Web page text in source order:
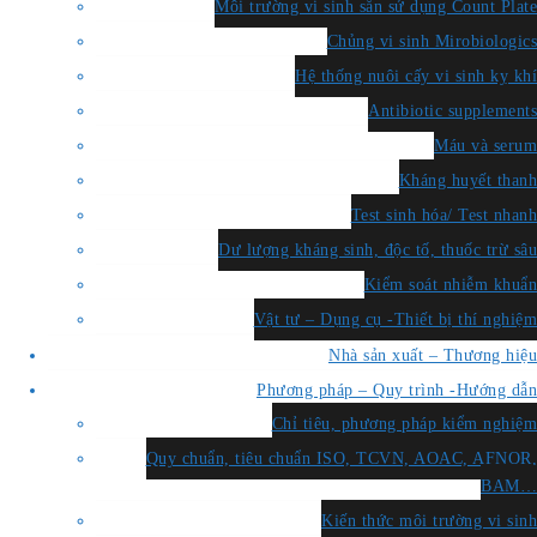
Môi trường vi sinh sẵn sử dụng Count Plate
Chủng vi sinh Mirobiologics
Hệ thống nuôi cấy vi sinh kỵ khí
Antibiotic supplements
Máu và serum
Kháng huyết thanh
Test sinh hóa/ Test nhanh
Dư lượng kháng sinh, độc tố, thuốc trừ sâu
Kiểm soát nhiễm khuẩn
Vật tư – Dụng cụ -Thiết bị thí nghiệm
Nhà sản xuất – Thương hiệu
Phương pháp – Quy trình -Hướng dẫn
Chỉ tiêu, phương pháp kiểm nghiệm
Quy chuẩn, tiêu chuẩn ISO, TCVN, AOAC, AFNOR,
BAM…
Kiến thức môi trường vi sinh